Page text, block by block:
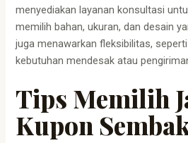
menyediakan layanan konsultasi
memilih bahan, ukuran, dan desain
juga menawarkan fleksibilitas,
kebutuhan mendesak atau
Tips Memilih
Kupon